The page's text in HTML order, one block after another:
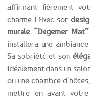
affirmant fièrement
charme ! Avec son
murale “Degemer Mat”
installera une
Sa sobriété et son
idéalement dans un
ou une chambre
mettre en avant